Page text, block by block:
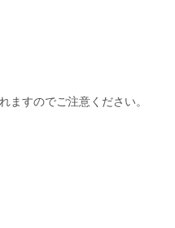
ますのでご注意ください。